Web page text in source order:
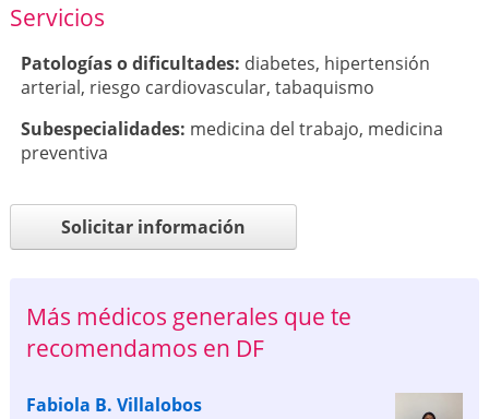
Servicios
Patologí­as o dificultades: diabetes, hipertensión
arterial, riesgo cardiovascular, tabaquismo
Subespecialidades: medicina del trabajo, medicina
preventiva
Solicitar información
Más médicos generales que te
recomendamos en DF
Fabiola B. Villalobos